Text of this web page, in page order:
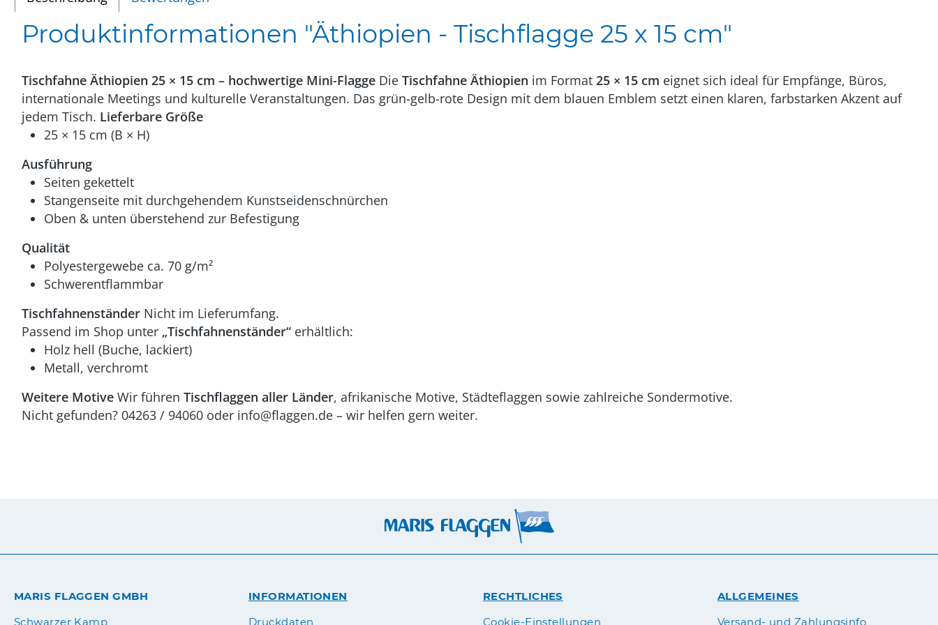
Produktinformationen "Äthiopien - Tischflagge 25 x 15 cm"
Tischfahne Äthiopien 25 × 15 cm – hochwertige Mini-Flagge Die Tischfahne Äthiopien im Format 25 × 15 cm eignet sich ideal für Empfänge, Büros,
internationale Meetings und kulturelle Veranstaltungen. Das grün-gelb-rote Design mit dem blauen Emblem setzt einen klaren, farbstarken Akzent auf
jedem Tisch. Lieferbare Größe
25 × 15 cm (B × H)
Ausführung
Seiten gekettelt
Stangenseite mit durchgehendem Kunstseidenschnürchen
Oben & unten überstehend zur Befestigung
Qualität
Polyestergewebe ca. 70 g/m²
Schwerentflammbar
Tischfahnenständer Nicht im Lieferumfang.
Passend im Shop unter „Tischfahnenständer“ erhältlich:
Holz hell (Buche, lackiert)
Metall, verchromt
Weitere Motive Wir führen Tischflaggen aller Länder, afrikanische Motive, Städteflaggen sowie zahlreiche Sondermotive.
Nicht gefunden? 04263 / 94060 oder info@flaggen.de – wir helfen gern weiter.
MARIS FLAGGEN GMBH
Schwarzer Kamp
INFORMATIONEN
Druckdaten
RECHTLICHES
Cookie-Einstellungen
ALLGEMEINES
Versand- und Zahlungsinfo